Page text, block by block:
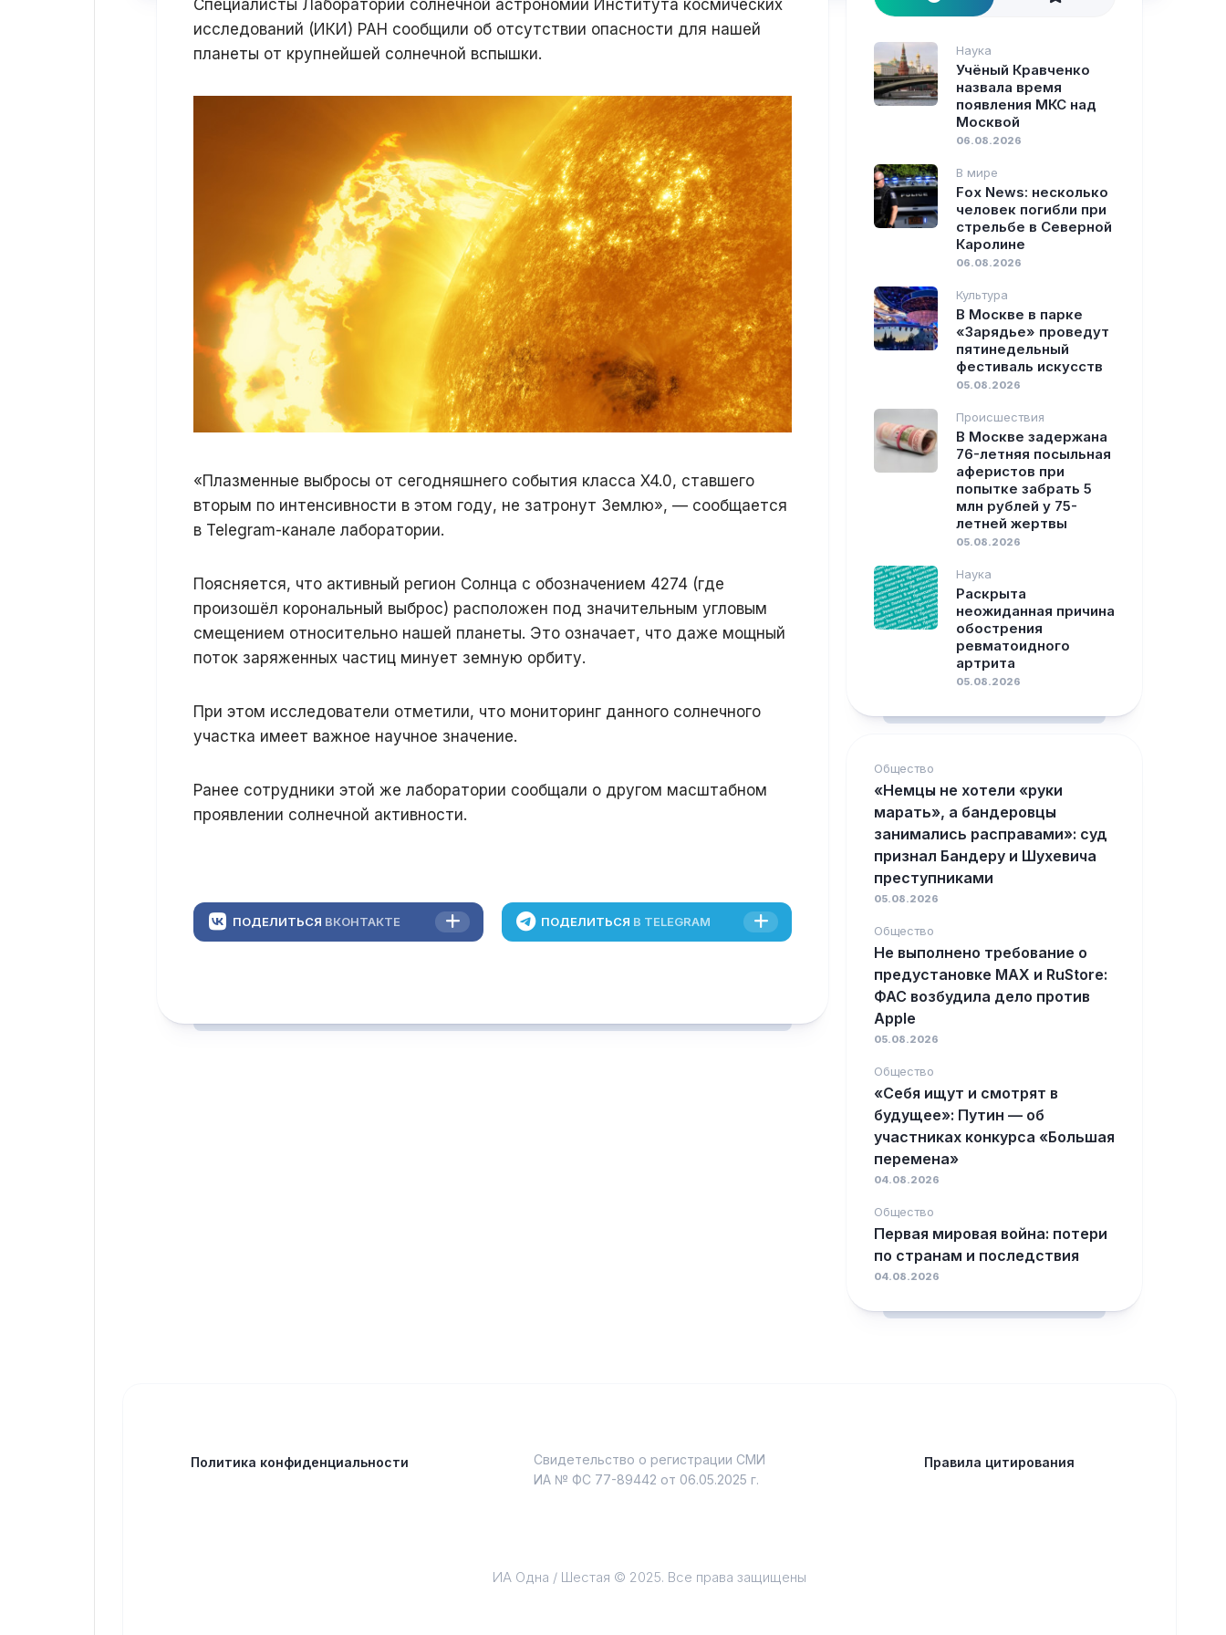
Специалисты Лаборатории солнечной астрономии Института космических
исследований (ИКИ) РАН сообщили об отсутствии опасности для нашей
планеты от крупнейшей солнечной вспышки.
«Плазменные выбросы от сегодняшнего события класса X4.0, ставшего
вторым по интенсивности в этом году, не затронут Землю», — сообщается
в Telegram-канале лаборатории.
Поясняется, что активный регион Солнца с обозначением 4274 (где
произошёл корональный выброс) расположен под значительным угловым
смещением относительно нашей планеты. Это означает, что даже мощный
поток заряженных частиц минует земную орбиту.
При этом исследователи отметили, что мониторинг данного солнечного
участка имеет важное научное значение.
Ранее сотрудники этой же лаборатории сообщали о другом масштабном
проявлении солнечной активности.
ПОДЕЛИТЬСЯ ВКОНТАКТЕ ПОДЕЛИТЬСЯ В TELEGRAM
Наука
Учёный Кравченко
назвала время
появления МКС над
Москвой
06.08.2026
В мире
Fox News: несколько
человек погибли при
стрельбе в Северной
Каролине
06.08.2026
Культура
В Москве в парке
«Зарядье» проведут
пяти­недельный
фестиваль искусств
05.08.2026
Происшествия
В Москве задержана
76-летняя посыльная
аферистов при
попытке забрать 5
млн рублей у 75-
летней жертвы
05.08.2026
Наука
Раскрыта
неожиданная причина
обострения
ревматоидного
артрита
05.08.2026
Общество
«Немцы не хотели «руки
марать», а бандеровцы
занимались расправами»: суд
признал Бандеру и Шухевича
преступниками
05.08.2026
Общество
Не выполнено требование о
предустановке MAX и RuStore:
ФАС возбудила дело против
Apple
05.08.2026
Общество
«Себя ищут и смотрят в
будущее»: Путин — об
участниках конкурса «Большая
перемена»
04.08.2026
Общество
Первая мировая война: потери
по странам и последствия
04.08.2026
Политика конфиденциальности
Свидетельство о регистрации СМИ
ИА № ФС 77-89442 от 06.05.2025 г.
Правила цитирования
ИА Одна / Шестая © 2025. Все права защищены